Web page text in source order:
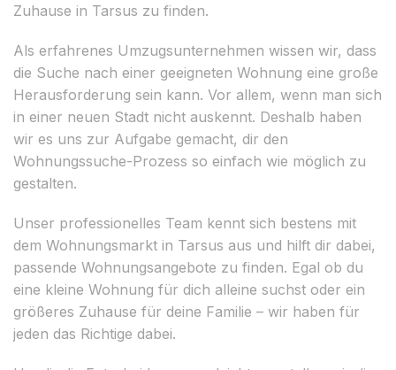
Zuhause in Tarsus zu finden.
Als erfahrenes Umzugsunternehmen wissen wir, dass
die Suche nach einer geeigneten Wohnung eine große
Herausforderung sein kann. Vor allem, wenn man sich
in einer neuen Stadt nicht auskennt. Deshalb haben
wir es uns zur Aufgabe gemacht, dir den
Wohnungssuche-Prozess so einfach wie möglich zu
gestalten.
Unser professionelles Team kennt sich bestens mit
dem Wohnungsmarkt in Tarsus aus und hilft dir dabei,
passende Wohnungsangebote zu finden. Egal ob du
eine kleine Wohnung für dich alleine suchst oder ein
größeres Zuhause für deine Familie – wir haben für
jeden das Richtige dabei.